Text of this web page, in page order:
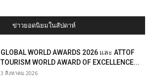
ข่าวยอดนิยมในสัปดาห์
GLOBAL WORLD AWARDS 2026 และ ATTOF
TOURISM WORLD AWARD OF EXCELLENCE...
3 สิงหาคม 2026